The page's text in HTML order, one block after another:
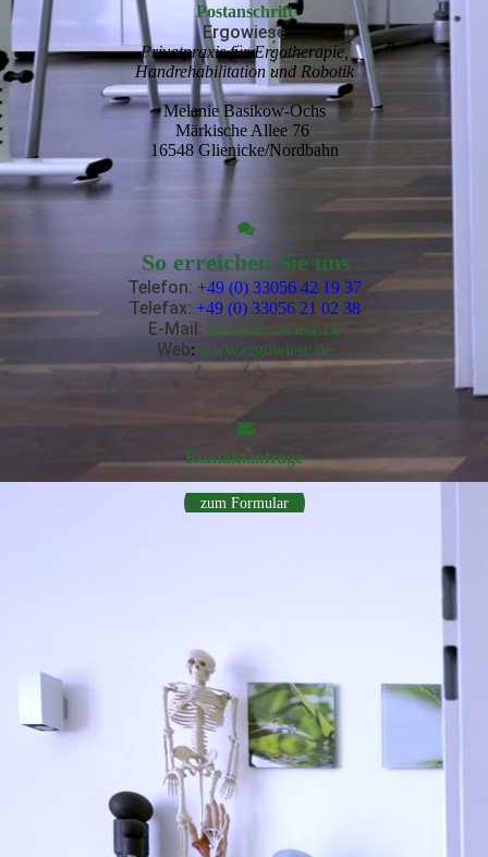
Postanschrift
Ergowiese
Privatpraxis für Ergotherapie,
Handrehabilitation und Robotik
Melanie Basikow-Ochs
Märkische Allee 76
16548 Glienicke/Nordbahn
So erreichen Sie uns
Telefon: +49 (0) 33056 42 19 37
Telefax: +49 (0) 33056 21 02 38
E-Mail: info@ergowiese.de
Web: www.ergowiese.de
Kontakt­anfrage
zum Formular